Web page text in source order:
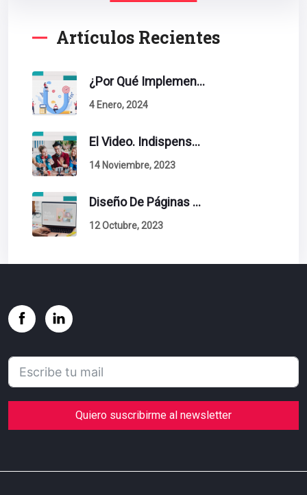
Artículos Recientes
¿Por Qué Implementar La Metodología Inbound Marketing En Tu Empresa?
4 Enero, 2024
El Video. Indispensable En Tu Estrategia De Contenidos.
14 Noviembre, 2023
Diseño De Páginas Web. Esto Debe Tener Un Sitio Exitoso.
12 Octubre, 2023
Quiero suscribirme al newsletter